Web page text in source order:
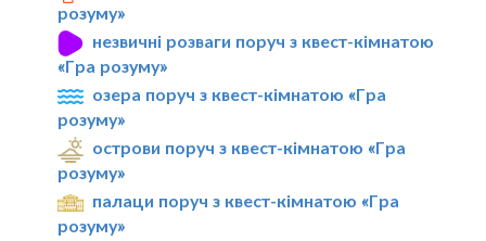
розуму»
незвичні розваги поруч з квест-кімнатою
«Гра розуму»
озера поруч з квест-кімнатою «Гра
розуму»
острови поруч з квест-кімнатою «Гра
розуму»
палаци поруч з квест-кімнатою «Гра
розуму»